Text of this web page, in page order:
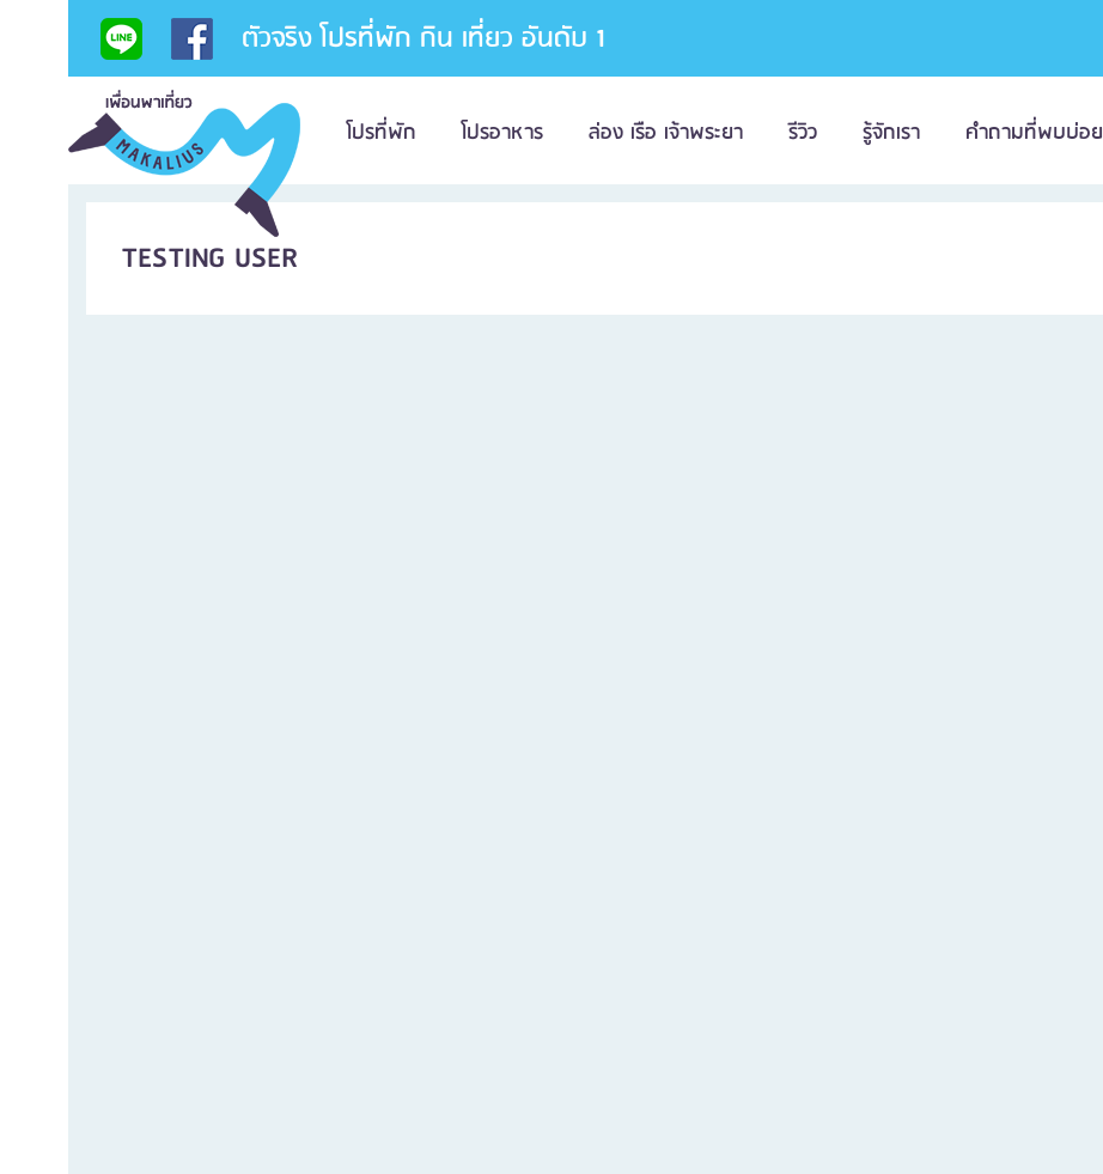
ตัวจริง โปรที่พัก กิน เที่ยว อันดับ 1
โปรที่พัก โปรอาหาร ล่อง เรือ เจ้าพระยา รีวิว รู้จักเรา คำถามที่พบบ่อย
TESTING USER